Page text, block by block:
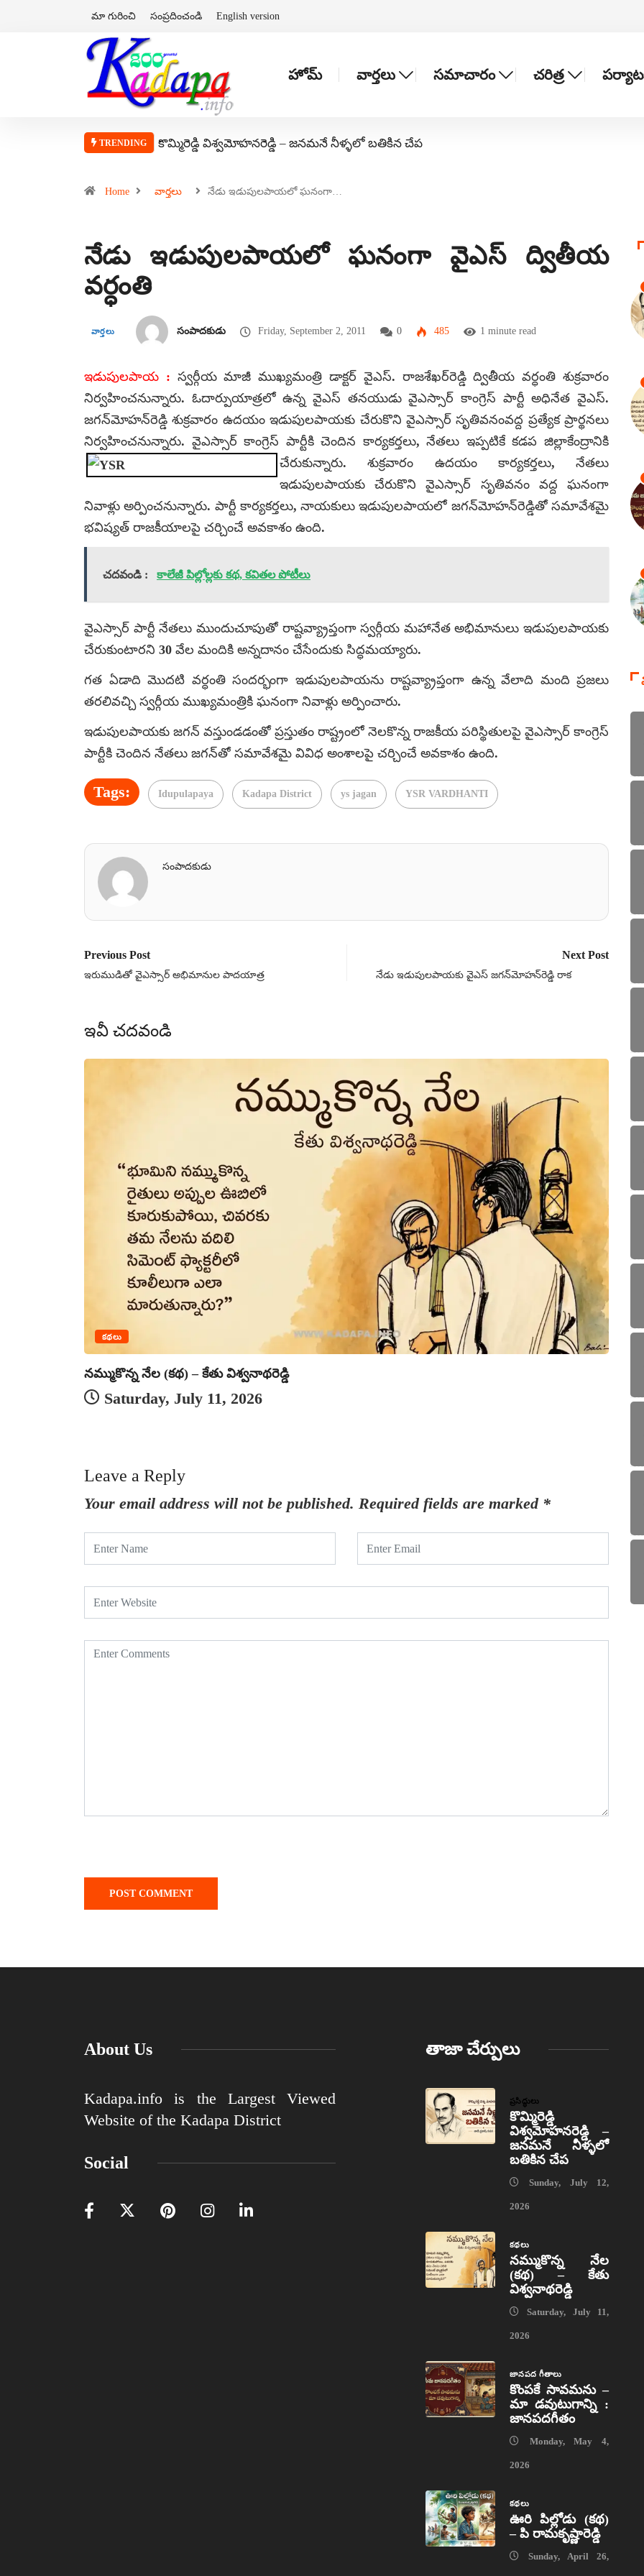
మా గురించి సంప్రదించండి English version
హోమ్ వార్తలు సమాచారం చరిత్ర
TRENDING కొమ్మిరెడ్డి విశ్వమోహనరెడ్డి – జనమనే నీళ్ళలో బతికిన చేప
Home వార్తలు నేడు ఇడుపులపాయలో ఘనంగా…
నేడు ఇడుపులపాయలో ఘనంగా వైఎస్ ద్వితీయ
వర్ధంతి
వార్తలు సంపాదకుడు Friday, September 2, 2011 0 485 1 minute read
ఇడుపులపాయ : స్వర్గీయ మాజీ ముఖ్యమంత్రి డాక్టర్ వైఎస్. రాజశేఖర్‌రెడ్డి ద్వితీయ వర్ధంతి శుక్రవారం
నిర్వహించనున్నారు. ఓదార్పుయాత్రలో ఉన్న వైఎస్ తనయుడు వైఎస్సార్ కాంగ్రెస్ పార్టీ అధినేత వైఎస్.
జగన్‌మోహన్‌రెడ్డి శుక్రవారం ఉదయం ఇడుపులపాయకు చేరుకొని వైఎస్సార్ సృతివనంవద్ద ప్రత్యేక ప్రార్థనలు
నిర్వహించనున్నారు. వైఎస్సార్ కాంగ్రెస్ పార్టీకి చెందిన కార్యకర్తలు, నేతలు ఇప్పటికే కడప జిల్లాకేంద్రానికి
చేరుకున్నారు. శుక్రవారం ఉదయం
కార్యకర్తలు, నేతలు
ఇడుపులపాయకు చేరుకొని వైఎస్సార్ సృతివనం వద్ద ఘనంగా
నివాళ్లు అర్పించనున్నారు. పార్టీ కార్యకర్తలు, నాయకులు ఇడుపులపాయలో జగన్‌మోహన్‌రెడ్డితో సమావేశమై
భవిష్యత్ రాజకీయాలపై చర్చించే అవకాశం ఉంది.
చదవండి : కాలేజీ పిల్లోల్లకు కథ, కవితల పోటీలు
వైఎస్సార్ పార్టీ నేతలు ముందుచూపుతో రాష్టవ్య్రాప్తంగా స్వర్గీయ మహానేత అభిమానులు ఇడుపులపాయకు
చేరుకుంటారని 30 వేల మందికి అన్నదానం చేసేందుకు సిద్ధమయ్యారు.
గత ఏడాది మొదటి వర్ధంతి సందర్భంగా ఇడుపులపాయను రాష్టవ్య్రాప్తంగా ఉన్న వేలాది మంది ప్రజలు
తరలివచ్చి స్వర్గీయ ముఖ్యమంత్రికి ఘనంగా నివాళ్లు అర్పించారు.
ఇడుపులపాయకు జగన్ వస్తుండడంతో ప్రస్తుతం రాష్ట్రంలో నెలకొన్న రాజకీయ పరిస్థితులపై వైఎస్సార్ కాంగ్రెస్
పార్టీకి చెందిన నేతలు జగన్‌తో సమావేశమై వివిధ అంశాలపై చర్చించే అవకాశం ఉంది.
Tags: Idupulapaya Kadapa District ys jagan YSR VARDHANTI
సంపాదకుడు
Previous Post
ఇరుముడితో వైఎస్సార్‌ అభిమానుల పాదయాత్ర
Next Post
నేడు ఇడుపులపాయకు వైఎస్ జగన్‌మోహన్‌రెడ్డి రాక
ఇవీ చదవండి
కథలు
నమ్ముకొన్న నేల (కథ) – కేతు విశ్వనాథరెడ్డి
Saturday, July 11, 2026
Leave a Reply
Your email address will not be published. Required fields are marked *
About Us
Kadapa.info is the Largest Viewed
Website of the Kadapa District
Social
తాజా చేర్పులు
ప్రసిద్ధులు
కొమ్మిరెడ్డి
విశ్వమోహనరెడ్డి –
జనమనే నీళ్ళలో
బతికిన చేప
Sunday, July 12,
2026
కథలు
నమ్ముకొన్న నేల
(కథ) – కేతు
విశ్వనాథరెడ్డి
Saturday, July 11,
2026
జానపద గీతాలు
కొంపకే సావమను –
మా డవుటుగాన్ని :
జానపదగీతం
Monday, May 4,
2026
కథలు
ఊరి పిల్లోడు (కథ)
– పి రామకృష్ణారెడ్డి
Sunday, April 26,